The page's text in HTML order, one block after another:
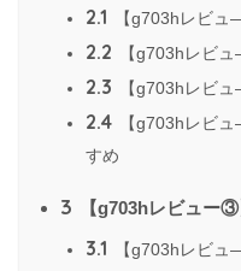
2.1 【g703hレビ
2.2 【g703hレビ
2.3 【g703hレビ
2.4
【g703hレビ
すめ
3 【g703hレビュー
3.1
【g703hレビ